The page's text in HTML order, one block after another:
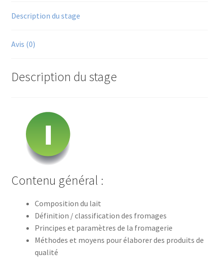
technologie
2026
sur
Description du stage
Avis (0)
Description du stage
Contenu général :
Composition du lait
Définition / classification des fromages
Principes et paramètres de la fromagerie
Méthodes et moyens pour élaborer des produits de
qualité